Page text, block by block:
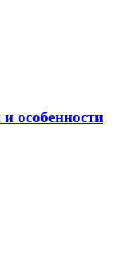
особенности